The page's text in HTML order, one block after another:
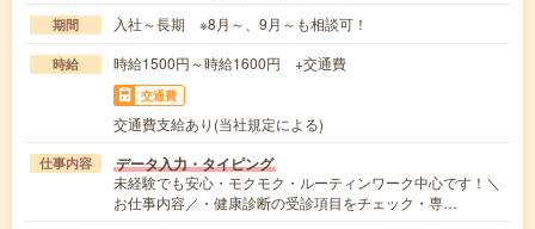
期間 入社～長期 ※8月～、9月～も相談可！
時給 時給1500円～時給1600円 +交通費
交通費
交通費支給あり(当社規定による)
仕事内容 データ入力・タイピング
未経験でも安心・モクモク・ルーティンワーク中心です！＼
お仕事内容／・健康診断の受診項目をチェック・専…